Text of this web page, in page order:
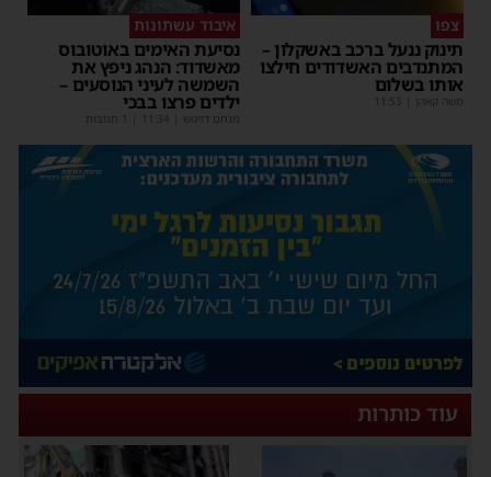
צפו
תינוק ננעל ברכב באשקלון –
המתנדבים האשדודים חילצו
אותו בשלום
משה קאהן 11:53
איבוד עשתונות
נסיעת האימים באוטובוס
מאשדוד: הנהג ניפץ את
השמשה לעיני הנוסעים –
ילדים פרצו בבכי
מנחם דויטש 11:34
עוד כותרות